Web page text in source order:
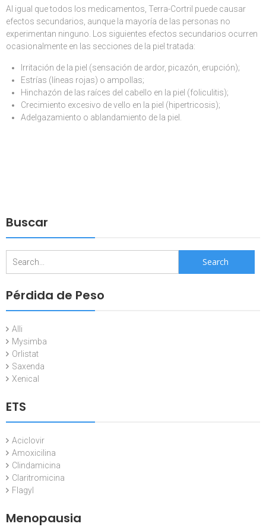
Al igual que todos los medicamentos, Terra-Cortril puede causar
efectos secundarios, aunque la mayoría de las personas no
experimentan ninguno. Los siguientes efectos secundarios ocurren
ocasionalmente en las secciones de la piel tratada:
Irritación de la piel (sensación de ardor, picazón, erupción);
Estrías (líneas rojas) o ampollas;
Hinchazón de las raíces del cabello en la piel (foliculitis);
Crecimiento excesivo de vello en la piel (hipertricosis);
Adelgazamiento o ablandamiento de la piel.
Buscar
for:
Pérdida de Peso
Alli
Mysimba
Orlistat
Saxenda
Xenical
ETS
Aciclovir
Amoxicilina
Clindamicina
Claritromicina
Flagyl
Menopausia